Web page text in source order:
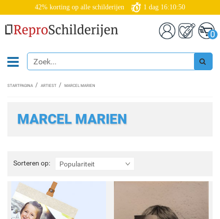
42% korting op alle schilderijen 1 dag 16:10:50
0
STARTPAGINA ARTIEST MARCEL MARIEN
MARCEL MARIEN
Sorteren op: Populariteit
Sorteren
op: